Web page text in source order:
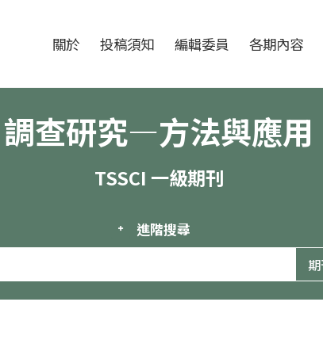
關於 投稿須知 編輯委員 各期內容
調查研究—方法與應用
TSSCI 一級期刊
進階搜尋